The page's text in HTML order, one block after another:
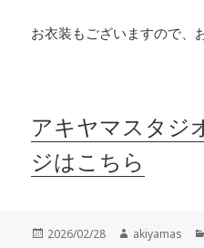
お衣装もございますので、
アキヤマスタジ
ジはこちら
投
2026/02/28
作
akiyamas